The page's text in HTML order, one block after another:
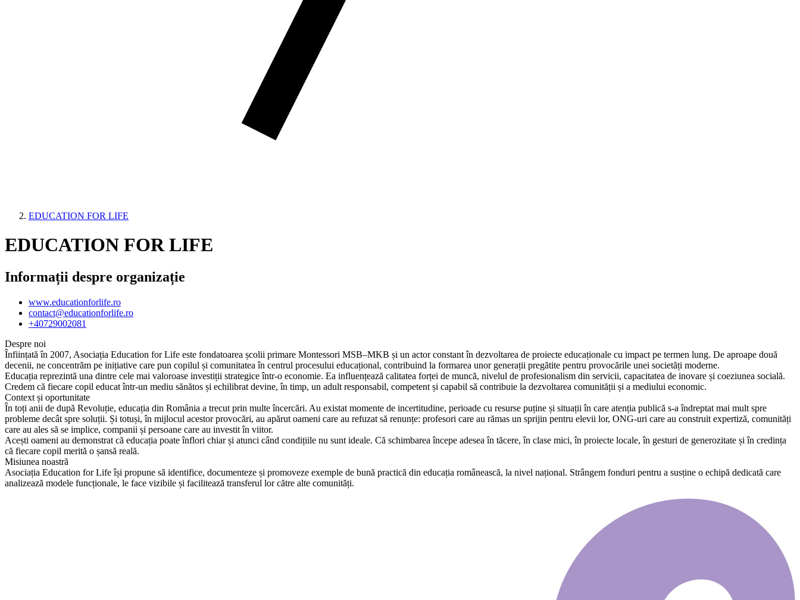
EDUCATION FOR LIFE
EDUCATION FOR LIFE
Informații despre organizație
www.educationforlife.ro
contact@educationforlife.ro
+40729002081
Despre noi
Înființată în 2007, Asociația Education for Life este fondatoarea școlii primare Montessori MSB–MKB și un actor constant în dezvoltarea de proiecte educaționale cu impact pe termen lung. De aproape două
decenii, ne concentrăm pe inițiative care pun copilul și comunitatea în centrul procesului educațional, contribuind la formarea unor generații pregătite pentru provocările unei societăți moderne.
Educația reprezintă una dintre cele mai valoroase investiții strategice într-o economie. Ea influențează calitatea forței de muncă, nivelul de profesionalism din servicii, capacitatea de inovare și coeziunea socială.
Credem că fiecare copil educat într-un mediu sănătos și echilibrat devine, în timp, un adult responsabil, competent și capabil să contribuie la dezvoltarea comunității și a mediului economic.
Context și oportunitate
În toți anii de după Revoluție, educația din România a trecut prin multe încercări. Au existat momente de incertitudine, perioade cu resurse puține și situații în care atenția publică s-a îndreptat mai mult spre
probleme decât spre soluții. Și totuși, în mijlocul acestor provocări, au apărut oameni care au refuzat să renunțe: profesori care au rămas un sprijin pentru elevii lor, ONG-uri care au construit expertiză, comunități
care au ales să se implice, companii și persoane care au investit în viitor.
Acești oameni au demonstrat că educația poate înflori chiar și atunci când condițiile nu sunt ideale. Că schimbarea începe adesea în tăcere, în clase mici, în proiecte locale, în gesturi de generozitate și în credința
că fiecare copil merită o șansă reală.
Misiunea noastră
Asociația Education for Life își propune să identifice, documenteze și promoveze exemple de bună practică din educația românească, la nivel național. Strângem fonduri pentru a susține o echipă dedicată care
analizează modele funcționale, le face vizibile și facilitează transferul lor către alte comunități.